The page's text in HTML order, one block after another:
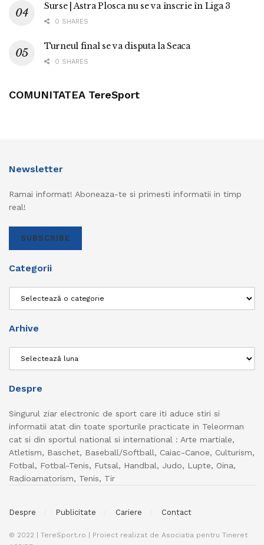
Surse | Astra Plosca nu se va înscrie în Liga 3
0 SHARES
Turneul final se va disputa la Seaca
0 SHARES
COMUNITATEA TereSport
Newsletter
Ramai informat! Aboneaza-te si primesti informatii in timp
real!
SUBSCRIBE
Categorii
Arhive
Despre
Singurul ziar electronic de sport care iti aduce stiri si
informatii atat din toate sporturile practicate in Teleorman
cat si din sportul national si international : Arte martiale,
Atletism, Baschet, Baseball/Softball, Caiac-Canoe, Culturism,
Fotbal, Fotbal-Tenis, Futsal, Handbal, Judo, Lupte, Oina,
Radioamatorism, Tenis, Tir
Despre Publicitate Cariere Contact
© 2022 | TereSport.ro | Proiect realizat de Asociatia pentru Tineret